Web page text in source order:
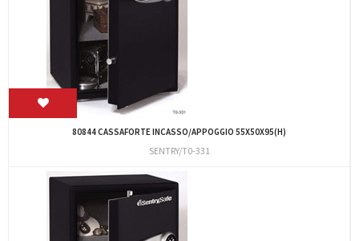
80844 CASSAFORTE INCASSO/APPOGGIO 55X50X95(H)
SENTRY/T0-331